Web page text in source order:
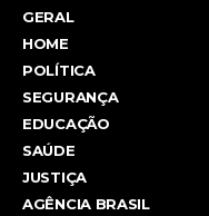
GERAL
HOME
POLÍTICA
SEGURANÇA
EDUCAÇÃO
SAÚDE
JUSTIÇA
AGÊNCIA BRASIL